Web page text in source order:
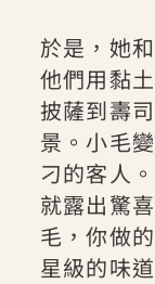
於是，她
他們用黏
披薩到壽
景。小毛
刁的客人
就露出驚
毛，你做
星級的味道